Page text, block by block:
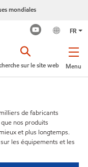
mondiales
FR
Menu
sur le site web
de fabricants
nos produits
et plus longtemps.
les équipements et les